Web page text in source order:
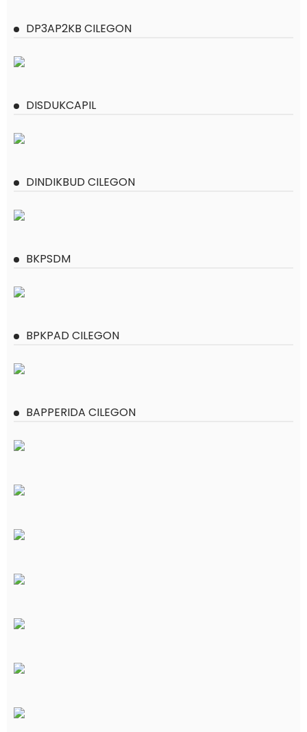
DP3AP2KB CILEGON
DISDUKCAPIL
DINDIKBUD CILEGON
BKPSDM
BPKPAD CILEGON
BAPPERIDA CILEGON